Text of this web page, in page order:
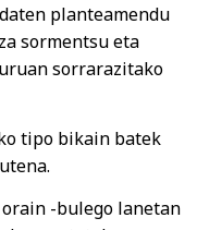
planteamendu
sormentsu eta
sorrarazitako
tipo bikain batek
-bulego lanetan